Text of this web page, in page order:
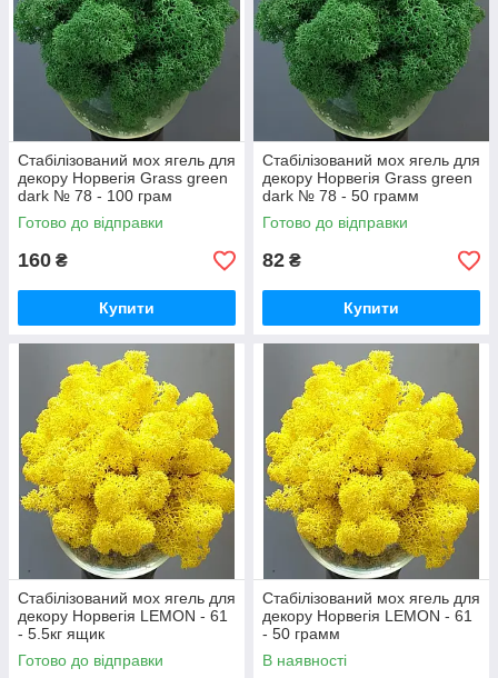
Стабілізований мох ягель для
декору Норвегія Grass green
dark № 78 - 100 грам
Готово до відправки
160 ₴
Купити
Стабілізований мох ягель для
декору Норвегія Grass green
dark № 78 - 50 грамм
Готово до відправки
82 ₴
Купити
Стабілізований мох ягель для
декору Норвегія LEMON - 61
- 5.5кг ящик
Готово до відправки
Стабілізований мох ягель для
декору Норвегія LEMON - 61
- 50 грамм
В наявності